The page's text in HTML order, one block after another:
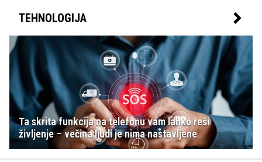
TEHNOLOGIJA
Ta skrita funkcija na telefonu vam lahko reši
življenje – večina ljudi je nima nastavljene